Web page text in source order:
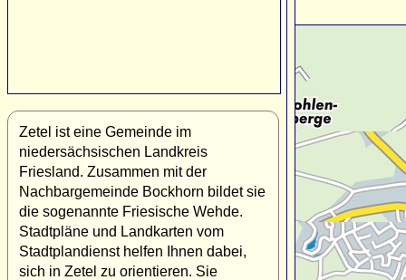
Zetel ist eine Gemeinde im
niedersächsischen Landkreis
Friesland. Zusammen mit der
Nachbargemeinde Bockhorn bildet sie
die sogenannte Friesische Wehde.
Stadtpläne und Landkarten vom
Stadtplandienst helfen Ihnen dabei,
sich in Zetel zu orientieren. Sie